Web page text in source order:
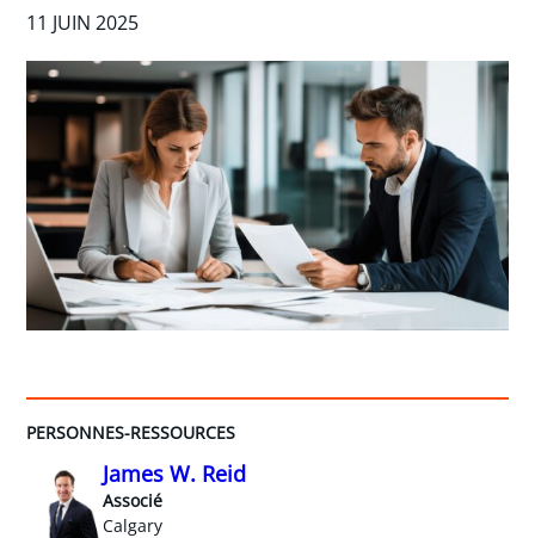
11 JUIN 2025
PERSONNES-RESSOURCES
James W. Reid
Associé
Calgary